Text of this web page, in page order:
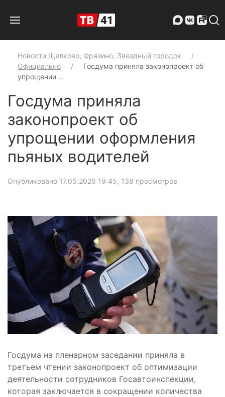
Новости Щелково, Фрязино, Звездный городок
Официально
Госдума приняла законопроект об
упрощении …
Госдума приняла
законопроект об
упрощении оформления
пьяных водителей
Опубликовано 17.05.2026 19:45, 138 просмотров
Госдума на пленарном заседании приняла в
третьем чтении законопроект об оптимизации
деятельности сотрудников Госавтоинспекции,
которая заключается в сокращении количества